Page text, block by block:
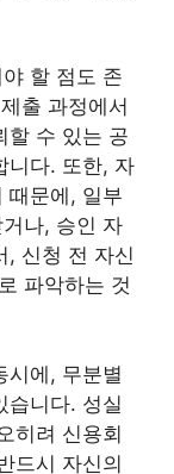
할 점도 존
출 과정에서
할 수 있는 공
니다. 또한, 자
때문에, 일부
나, 승인 자
, 신청 전 자신
파악하는 것
시에, 무분별
습니다. 성실
히려 신용회
드시 자신의